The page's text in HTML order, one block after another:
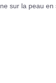
sur la peau